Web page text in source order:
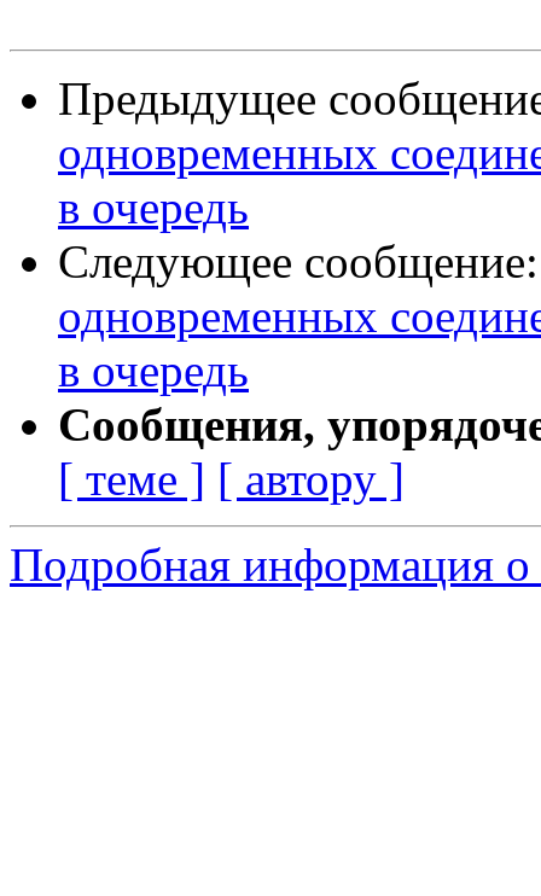
Предыдущее
одновременных
в очередь
Следующее
одновременных
в очередь
Сообщения,
[ теме ] [ автору ]
Подробная информация